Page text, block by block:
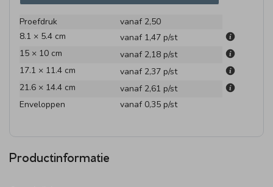
Proefdruk
vanaf 2,50
8.1 × 5.4 cm
vanaf 1,47 p/st
15 × 10 cm
vanaf 2,18 p/st
17.1 × 11.4 cm
vanaf 2,37 p/st
21.6 × 14.4 cm
vanaf 2,61 p/st
Enveloppen
vanaf 0,35 p/st
Productinformatie